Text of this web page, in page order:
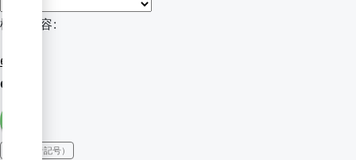
検索内容:
etc.);
etc
IPA（発音記号）